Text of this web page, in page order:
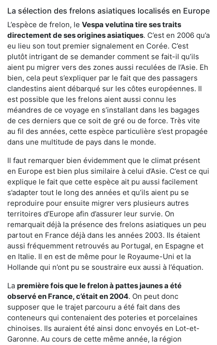
La sélection des frelons asiatiques localisés en Europe
L’espèce de frelon, le Vespa velutina tire ses traits
directement de ses origines asiatiques. C’est en 2006 qu’a
eu lieu son tout premier signalement en Corée. C’est
plutôt intrigant de se demander comment se fait-il qu’ils
aient pu migrer vers des zones aussi reculées de l’Asie. Eh
bien, cela peut s’expliquer par le fait que des passagers
clandestins aient débarqué sur les côtes européennes. Il
est possible que les frelons aient aussi connu les
méandres de ce voyage en s’installant dans les bagages
de ces derniers que ce soit de gré ou de force. Très vite
au fil des années, cette espèce particulière s’est propagée
dans une multitude de pays dans le monde.
Il faut remarquer bien évidemment que le climat présent
en Europe est bien plus similaire à celui d’Asie. C’est ce qui
explique le fait que cette espèce ait pu aussi facilement
s’adapter tout le long des années et qu’ils aient pu se
reproduire pour ensuite migrer vers plusieurs autres
territoires d’Europe afin d’assurer leur survie. On
remarquait déjà la présence des frelons asiatiques un peu
partout en France déjà dans les années 2003. Ils étaient
aussi fréquemment retrouvés au Portugal, en Espagne et
en Italie. Il en est de même pour le Royaume-Uni et la
Hollande qui n’ont pu se soustraire eux aussi à l’équation.
La première fois que le frelon à pattes jaunes a été
observé en France, c’était en 2004. On peut donc
supposer que le trajet parcouru a été fait dans des
conteneurs qui contenaient des poteries et porcelaines
chinoises. Ils auraient été ainsi donc envoyés en Lot-et-
Garonne. Au cours de cette même année, la région